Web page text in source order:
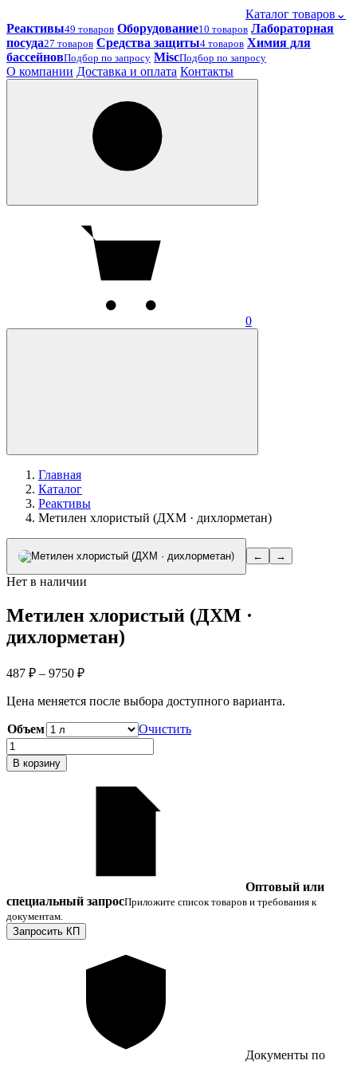
Каталог товаров ⌄
Реактивы49 товаров Оборудование10 товаров Лабораторная
посуда27 товаров Средства защиты4 товаров Химия для
бассейновПодбор по запросу MiscПодбор по запросу
О компании Доставка и оплата Контакты
0
Главная
Каталог
Реактивы
Метилен хлористый​ (ДХМ · дихлорметан)
← →
Нет в наличии
Метилен хлористый​ (ДХМ ·
дихлорметан)
487 ₽ – 9750 ₽Диапазон
487 ₽
Цена меняется после выбора доступного варианта.
Объем
Очистить
Количество
товара
Метилен
В корзину
Оптовый или
специальный запросПриложите список товаров и требования к
документам.
Запросить КП
Документы по